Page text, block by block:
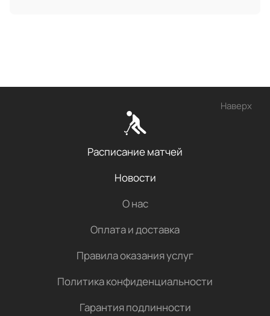
Наверх
Расписание матчей
Новости
О нас
Оплата и доставка
Правила оказания услуг
Политика конфиденциальности
Гарантия подлинности